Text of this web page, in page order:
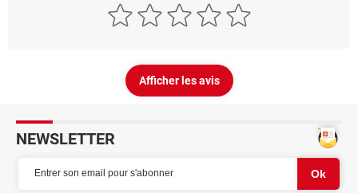
Afficher les avis
NEWSLETTER